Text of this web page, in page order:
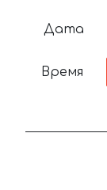
Дата
Время